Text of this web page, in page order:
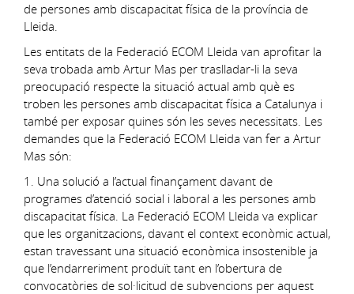
de persones amb discapacitat física de la província de
Lleida.
Les entitats de la Federació ECOM Lleida van aprofitar la
seva trobada amb Artur Mas per traslladar-li la seva
preocupació respecte la situació actual amb què es
troben les persones amb discapacitat física a Catalunya i
també per exposar quines són les seves necessitats. Les
demandes que la Federació ECOM Lleida van fer a Artur
Mas són:
1. Una solució a l’actual finançament davant de
programes d’atenció social i laboral a les persones amb
discapacitat física. La Federació ECOM Lleida va explicar
que les organitzacions, davant el context econòmic actual,
estan travessant una situació econòmica insostenible ja
que l’endarreriment produït tant en l’obertura de
convocatòries de sol·licitud de subvencions per aquest